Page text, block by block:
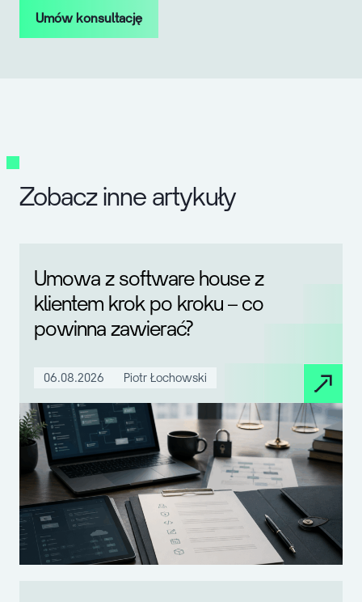
Umów konsultację
Zobacz inne artykuły
Umowa z software house z
klientem krok po kroku – co
powinna zawierać?
06.08.2026 Piotr Łochowski